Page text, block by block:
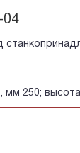
04
250;